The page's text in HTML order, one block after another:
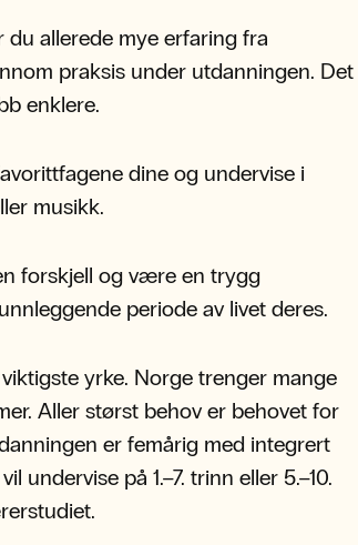
allerede mye erfaring fra
praksis under utdanningen. Det
enklere.
dine og undervise i
musikk.
forskjell og være en trygg
periode av livet deres.
yrke. Norge trenger mange
Aller størst behov er behovet for
er femårig med integrert
undervise på 1.–7. trinn eller 5.–10.